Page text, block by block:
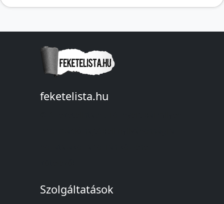
feketelista.hu
Szolgáltatások